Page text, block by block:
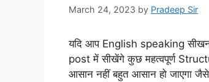
March 24, 2023 by Pradeep Sir
यदि आप English speaking
post में सीखेंगे कुछ महत्वपूर्ण
आसान नहीं बहुत आसान हो जाएगा